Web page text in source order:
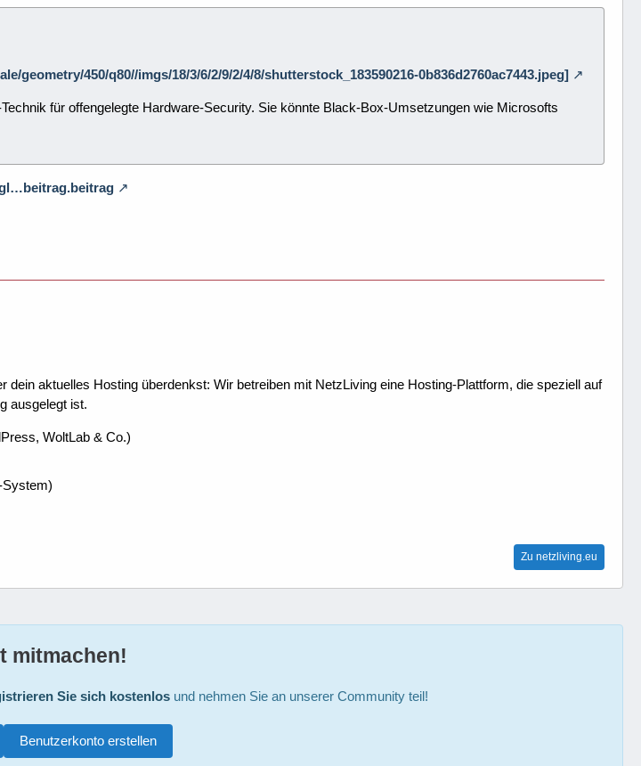
geometry/450/q80//imgs/18/3/6/2/9/2/4/8/shutterstock_183590216-0b836d2760ac7443.jpeg]
für offengelegte Hardware-Security. Sie könnte Black-Box-Umsetzungen wie Microsofts
dein aktuelles Hosting überdenkst: Wir betreiben mit NetzLiving eine Hosting-Plattform, die speziell auf
ausgelegt ist.
WoltLab & Co.)
Zu netzliving.eu
mitmachen!
Sie sich kostenlosund nehmen Sie an unserer Community teil!
Benutzerkonto erstellen